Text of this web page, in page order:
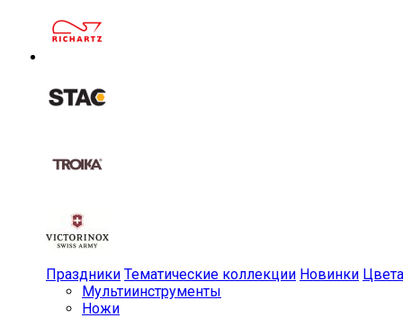
Праздники Тематические коллекции Новинки Цвета
Мульти­инструменты
Ножи